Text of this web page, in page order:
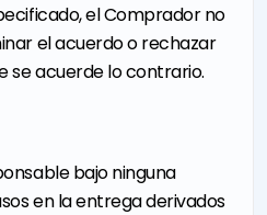
el Comprador no
el acuerdo o rechazar
se acuerde lo contrario.
bajo ninguna
en la entrega derivados